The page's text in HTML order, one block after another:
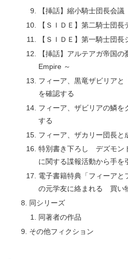
【挿話】縮小騎士団長会議
【ＳＩＤＥ】第二騎士団長
【ＳＩＤＥ】第一騎士団長
【挿話】アルテアガ帝国
Empire ～
フィーア、黒竜ザビリアと
を確認する
フィーア、ザビリアの鱗を
する
フィーア、ザカリー団長と
特別書き下ろし デズモン
に関する諜報活動から手を
電子書籍特典「フィーアと
の元学友に絡まれる 買い
同シリーズ
同著者の作品
その他フィクション